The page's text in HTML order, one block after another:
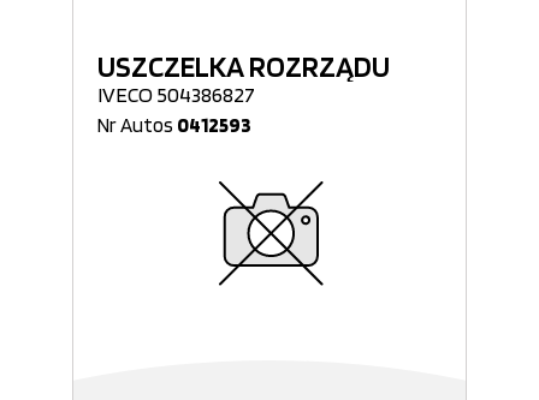
USZCZELKA ROZRZĄDU
IVECO 504386827
Nr Autos 0412593